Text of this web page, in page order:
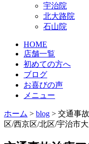
宇治院
北大路院
石山院
HOME
店舗一覧
初めての方へ
ブログ
お喜びの声
メニュー
ホーム > blog > 交通事
区/西京区/北区/宇治市